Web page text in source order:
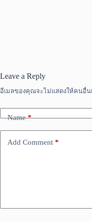
Leave a Reply
อีเมลของคุณจะไม่แสดงให้คนอื่น
Name*
Add Comment *